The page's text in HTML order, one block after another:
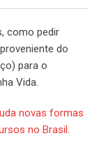
do
para o
Vida.
novas formas
no Brasil .